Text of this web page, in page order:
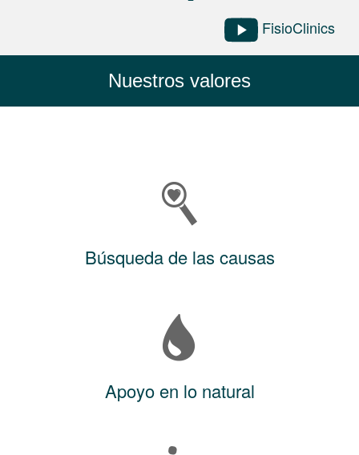
FisioClinics
Nuestros valores
Búsqueda de las causas
Apoyo en lo natural